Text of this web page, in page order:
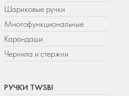
Шариковые ручки
Многофункциональные
Карандаши
Чернила и стержни
РУЧКИ TWSBI